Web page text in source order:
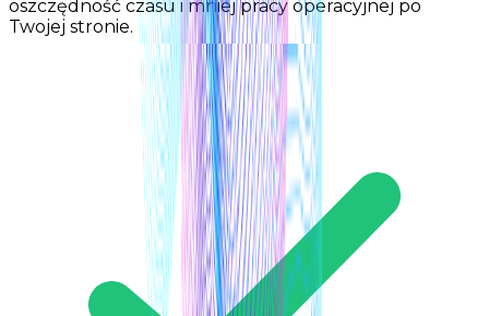
oszczędność czasu i mniej pracy operacyjnej po
Twojej stronie.